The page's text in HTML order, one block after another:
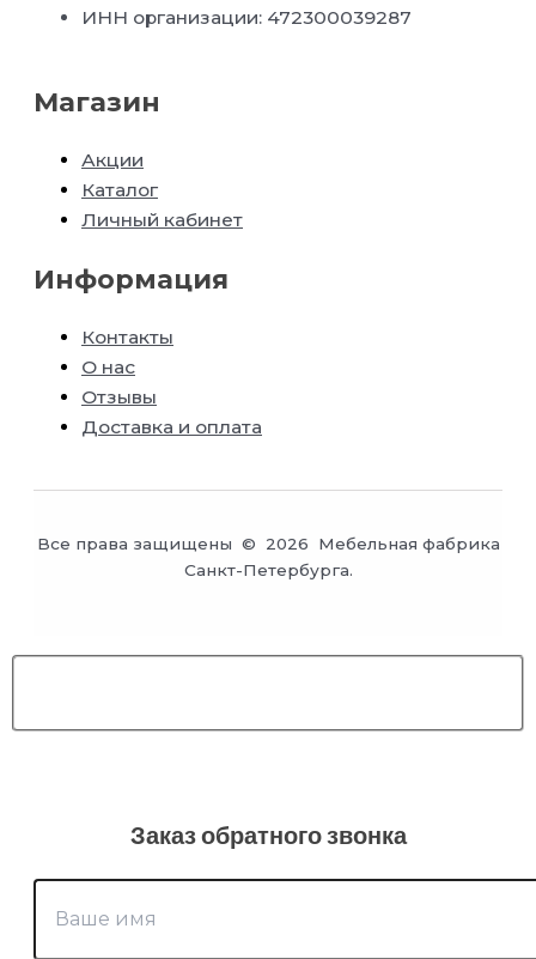
ИНН организации: 472300039287
Магазин
Акции
Каталог
Личный кабинет
Информация
Контакты
О нас
Отзывы
Доставка и оплата
Все права защищены © 2026 Мебельная фабрика
Санкт-Петербурга.
Заказ обратного звонка